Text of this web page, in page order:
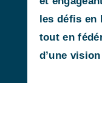
les défis en
tout en
d’une